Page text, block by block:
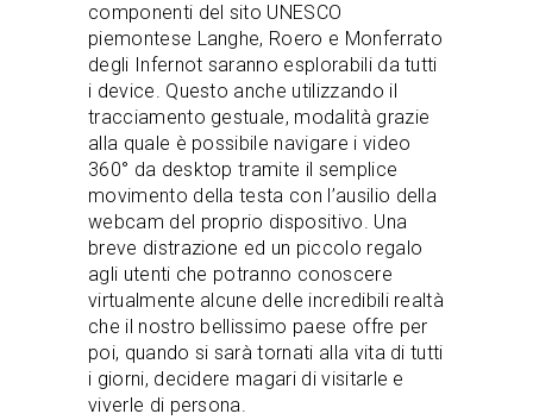
componenti del sito UNESCO
piemontese Langhe, Roero e Monferrato
degli Infernot saranno esplorabili da tutti
i device. Questo anche utilizzando il
tracciamento gestuale, modalità grazie
alla quale è possibile navigare i video
360° da desktop tramite il semplice
movimento della testa con l’ausilio della
webcam del proprio dispositivo. Una
breve distrazione ed un piccolo regalo
agli utenti che potranno conoscere
virtualmente alcune delle incredibili realtà
che il nostro bellissimo paese offre per
poi, quando si sarà tornati alla vita di tutti
i giorni, decidere magari di visitarle e
viverle di persona.